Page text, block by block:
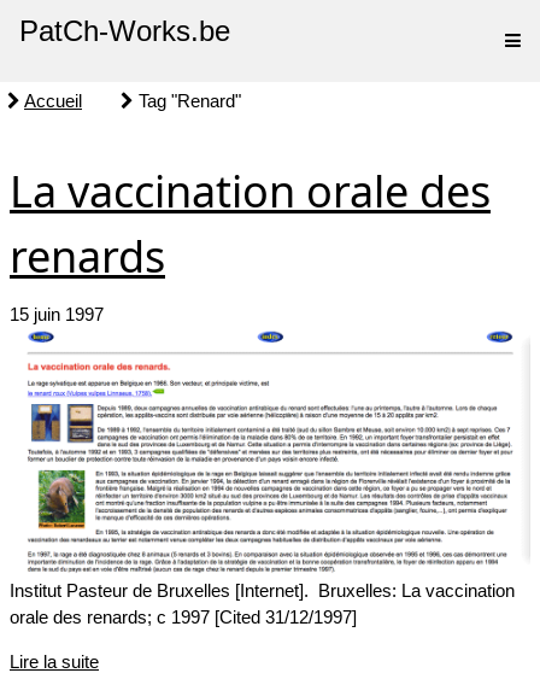
PatCh-Works.be
Accueil Tag "Renard"
La vaccination orale des
renards
15 juin 1997
Institut Pasteur de Bruxelles [Internet]. Bruxelles: La vaccination
orale des renards; c 1997 [Cited 31/12/1997]
Lire la suite